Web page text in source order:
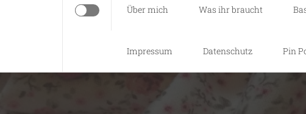
Über mich
Was ihr braucht
Impressum Datenschutz Pin